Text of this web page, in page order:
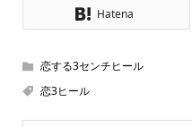
Hatena
恋する3センチヒール
恋3ヒール